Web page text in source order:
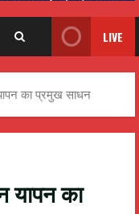
LIVE
का प्रमुख साधन
यापन का